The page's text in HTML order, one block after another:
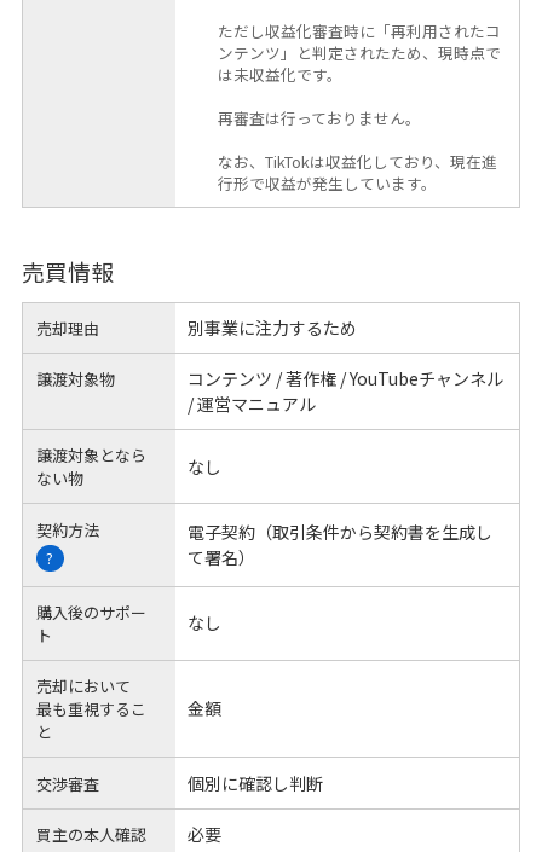
ただし収益化審査時に「再利用されたコ
ンテンツ」と判定されたため、現時点で
は未収益化です。
再審査は行っておりません。
なお、TikTokは収益化しており、現在進
行形で収益が発生しています。
売買情報
売却理由 別事業に注力するため
譲渡対象物
コンテンツ / 著作権 / YouTubeチャンネル
/ 運営マニュアル
譲渡対象となら
ない物
なし
契約方法
?
電子契約（取引条件から契約書を生成し
て署名）
購入後のサポー
ト
なし
売却において
最も重視するこ
と
金額
交渉審査 個別に確認し判断
買主の本人確認 必要